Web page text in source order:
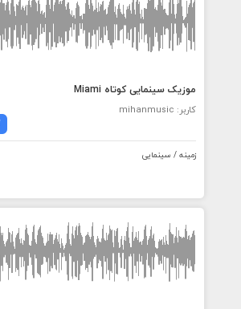
موزیک سینمایی کوتاه Miami
کاربر: mihanmusic
زمینه / سینمایی